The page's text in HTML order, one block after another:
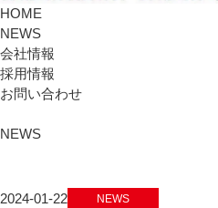
HOME
NEWS
会社情報
採用情報
お問い合わせ
NEWS
2024-01-22 NEWS